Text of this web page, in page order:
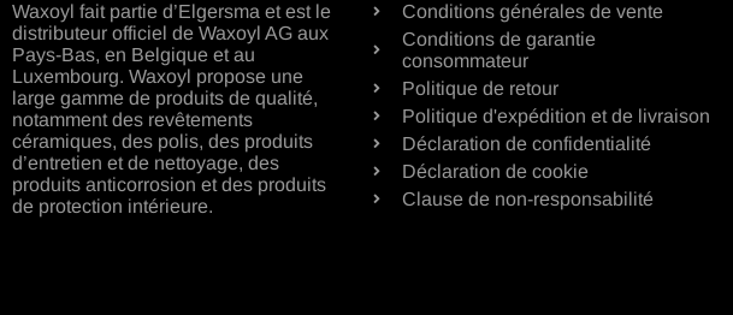
Waxoyl fait partie d’Elgersma et est le
distributeur officiel de Waxoyl AG aux
Pays-Bas, en Belgique et au
Luxembourg. Waxoyl propose une
large gamme de produits de qualité,
notamment des revêtements
céramiques, des polis, des produits
d’entretien et de nettoyage, des
produits anticorrosion et des produits
de protection intérieure.
Conditions générales de vente
Conditions de garantie
consommateur
Politique de retour
Politique d'expédition et de livraison
Déclaration de confidentialité
Déclaration de cookie
Clause de non-responsabilité